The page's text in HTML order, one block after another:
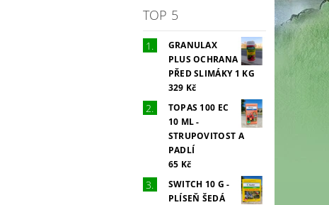
TOP 5
GRANULAX
PLUS OCHRANA
PŘED SLIMÁKY 1 KG
329 Kč
TOPAS 100 EC
10 ML -
STRUPOVITOST A
PADLÍ
65 Kč
SWITCH 10 G -
PLÍSEŇ ŠEDÁ